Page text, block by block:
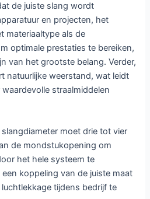
de juiste slang wordt
en projecten, het
materiaaltype als de
optimale prestaties te bereiken,
van het grootste belang. Verder,
natuurlijke weerstand, wat leidt
straalmiddelen
moet drie tot vier
de mondstukopening om
het hele systeem te
koppeling van de juiste maat
tijdens bedrijf te